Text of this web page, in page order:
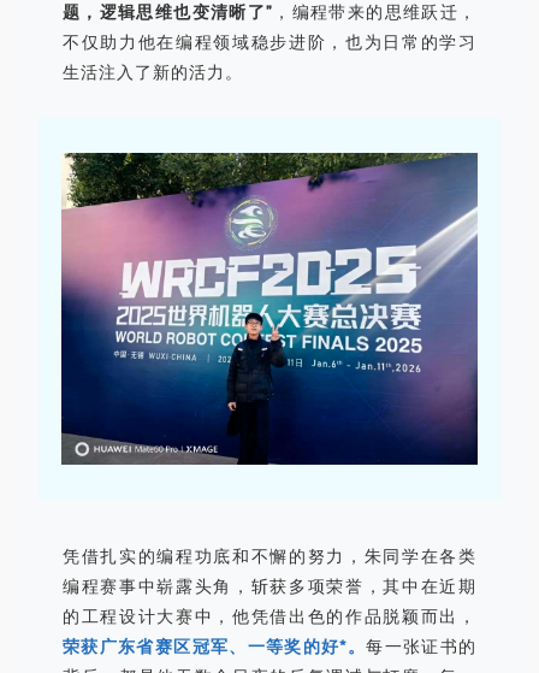
题，逻辑思维也变清晰了” ，编程带来的思维跃迁，
不仅助力他在编程领域稳步进阶，也为日常的学习
生活注入了新的活力。
凭借扎实的编程功底和不懈的努力，朱同学在各类
编程赛事中崭露头角，斩获多项荣誉，其中在近期
的工程设计大赛中，他凭借出色的作品脱颖而出，
荣获广东省赛区冠军、一等奖的好*。每一张证书的